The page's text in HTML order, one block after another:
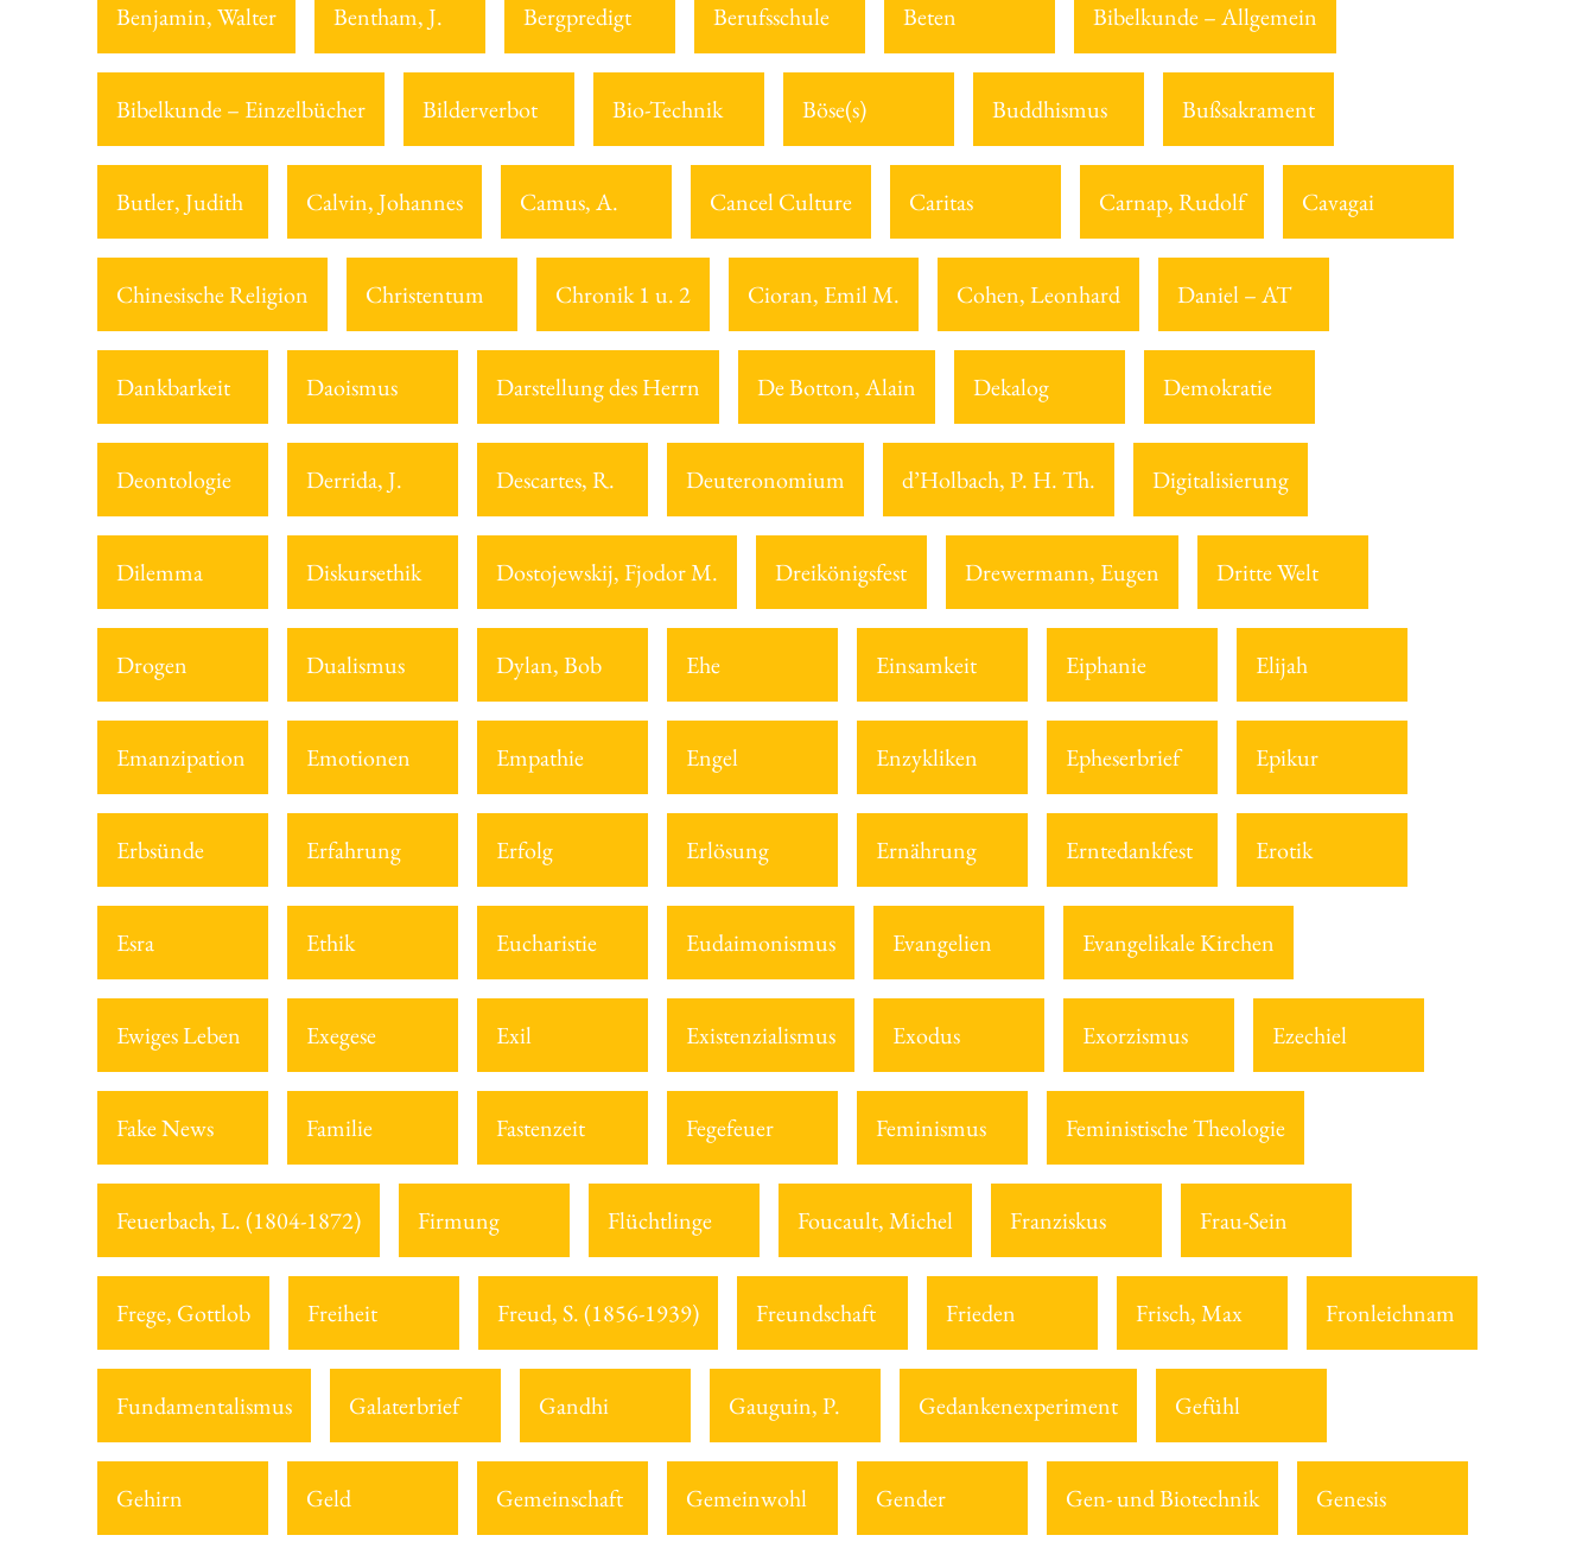
Benjamin, Walter Bentham, J. Bergpredigt Berufsschule Beten Bibelkunde – Allgemein
Bibelkunde – Einzelbücher Bilderverbot Bio-Technik Böse(s) Buddhismus Bußsakrament
Butler, Judith Calvin, Johannes Camus, A. Cancel Culture Caritas Carnap, Rudolf Cavagai
Chinesische Religion Christentum Chronik 1 u. 2 Cioran, Emil M. Cohen, Leonhard Daniel – AT
Dankbarkeit Daoismus Darstellung des Herrn De Botton, Alain Dekalog Demokratie
Deontologie Derrida, J. Descartes, R. Deuteronomium d’Holbach, P. H. Th. Digitalisierung
Dilemma Diskursethik Dostojewskij, Fjodor M. Dreikönigsfest Drewermann, Eugen Dritte Welt
Drogen Dualismus Dylan, Bob Ehe Einsamkeit Eiphanie Elijah
Emanzipation Emotionen Empathie Engel Enzykliken Epheserbrief Epikur
Erbsünde Erfahrung Erfolg Erlösung Ernährung Erntedankfest Erotik
Esra Ethik Eucharistie Eudaimonismus Evangelien Evangelikale Kirchen
Ewiges Leben Exegese Exil Existenzialismus Exodus Exorzismus Ezechiel
Fake News Familie Fastenzeit Fegefeuer Feminismus Feministische Theologie
Feuerbach, L. (1804-1872) Firmung Flüchtlinge Foucault, Michel Franziskus Frau-Sein
Frege, Gottlob Freiheit Freud, S. (1856-1939) Freundschaft Frieden Frisch, Max Fronleichnam
Fundamentalismus Galaterbrief Gandhi Gauguin, P. Gedankenexperiment Gefühl
Gehirn Geld Gemeinschaft Gemeinwohl Gender Gen- und Biotechnik Genesis